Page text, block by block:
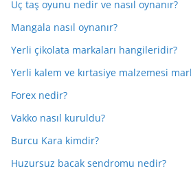
Üç taş oyunu nedir ve nasıl oynanır?
Mangala nasıl oynanır?
Yerli çikolata markaları hangileridir?
Yerli kalem ve kırtasiye malzemesi
Forex nedir?
Vakko nasıl kuruldu?
Burcu Kara kimdir?
Huzursuz bacak sendromu nedir?